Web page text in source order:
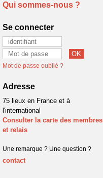
Qui sommes-nous ?
Se connecter
Mot de passe oublié ?
Adresse
75 lieux en France et à
l'international
Consulter la carte des membres
et relais
Une remarque ? Une question ?
contact